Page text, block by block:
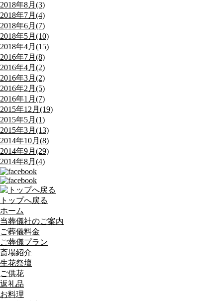
2018年8月(3)
2018年7月(4)
2018年6月(7)
2018年5月(10)
2018年4月(15)
2016年7月(8)
2016年4月(2)
2016年3月(2)
2016年2月(5)
2016年1月(7)
2015年12月(19)
2015年5月(1)
2015年3月(13)
2014年10月(8)
2014年9月(29)
2014年8月(4)
トップへ戻る
ホーム
当葬儀社のご案内
ご葬儀料金
ご葬儀プラン
斎場紹介
生花祭壇
ご供花
返礼品
お料理